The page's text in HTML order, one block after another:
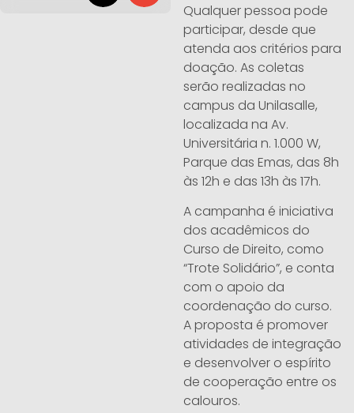
Qualquer pessoa pode
participar, desde que
atenda aos critérios para
doação. As coletas
serão realizadas no
campus da Unilasalle,
localizada na Av.
Universitária n. 1.000 W,
Parque das Emas, das 8h
às 12h e das 13h às 17h.
A campanha é iniciativa
dos acadêmicos do
Curso de Direito, como
“Trote Solidário”, e conta
com o apoio da
coordenação do curso.
A proposta é promover
atividades de integração
e desenvolver o espírito
de cooperação entre os
calouros.